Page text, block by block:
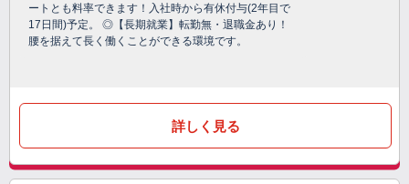
ートとも料率できます！入社時から有休付与(2年目で
17日間)予定。 ◎【長期就業】転勤無・退職金あり！
腰を据えて長く働くことができる環境です。
詳しく見る